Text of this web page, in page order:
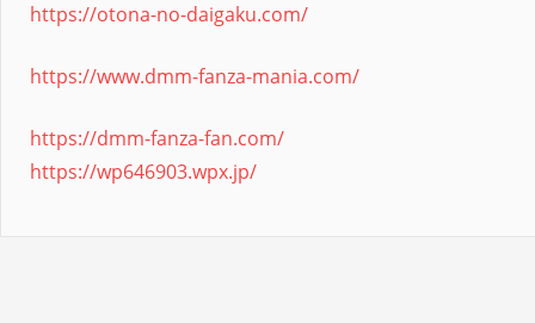
https://otona-no-daigaku.com/
https://www.dmm-fanza-mania.com/
https://dmm-fanza-fan.com/
https://wp646903.wpx.jp/